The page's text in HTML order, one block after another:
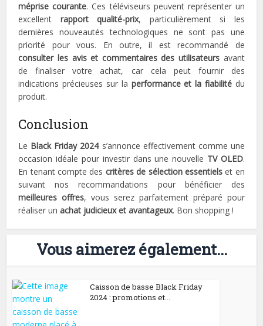
méprise courante. Ces téléviseurs peuvent représenter un
excellent rapport qualité-prix, particulièrement si les
dernières nouveautés technologiques ne sont pas une
priorité pour vous. En outre, il est recommandé de
consulter les avis et commentaires des utilisateurs avant
de finaliser votre achat, car cela peut fournir des
indications précieuses sur la performance et la fiabilitédu
produit.
Conclusion
Le Black Friday 2024s’annonce effectivement comme une
occasion idéale pour investir dans une nouvelle TV OLED.
En tenant compte des critères de sélection essentiels et en
suivant nos recommandations pour bénéficier des
meilleures offres, vous serez parfaitement préparé pour
réaliser unachat judicieux et avantageux. Bon shopping !
Vous aimerez également...
Caisson de basse Black Friday
2024 : promotions et...